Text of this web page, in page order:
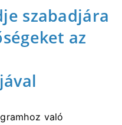
szabadjára
az
való